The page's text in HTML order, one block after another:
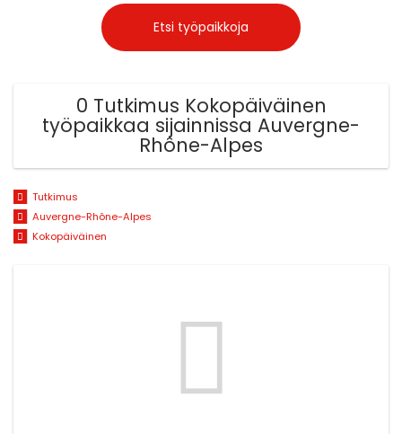
0 Tutkimus Kokopäiväinen
työpaikkaa sijainnissa Auvergne-
Rhône-Alpes
Tutkimus
Auvergne-Rhône-Alpes
Kokopäiväinen